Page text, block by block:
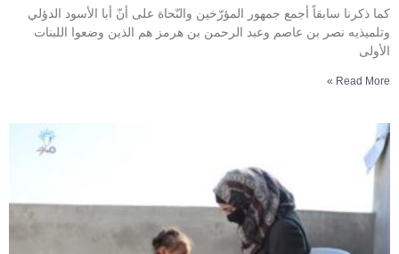
كما ذكرنا سابقاً أجمع جمهور المؤرّخين والنّحاة على أنّ أبا الأسود الدؤلي
وتلميذيه نصر بن عاصم وعبد الرحمن بن هرمز هم الذين وضعوا اللبنات
الأولى
Read More »